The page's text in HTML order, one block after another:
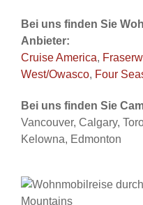
Bei uns finden Sie
Anbieter:
Cruise America,
West/Owasco, Four
Bei uns finden Sie
Vancouver, Calgary,
Kelowna, Edmonton